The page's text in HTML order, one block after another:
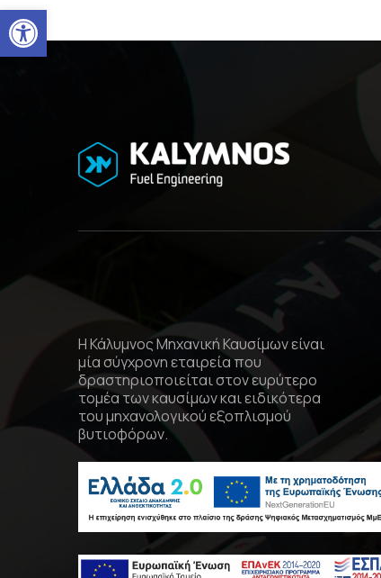
Ανοίξτε τη γραμμή
Η Κάλυμνος Μηχανική Καυσίμων είναι
μία σύγχρονη εταιρεία που
δραστηριοποιείται στον ευρύτερο
τομέα των καυσίμων και ειδικότερα
του μηχανολογικού εξοπλισμού
βυτιοφόρων.